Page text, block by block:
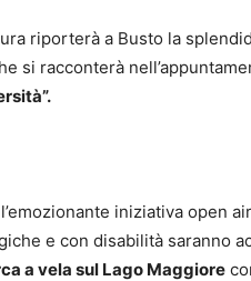
riporterà a Busto la
si racconterà
iniziativa open air
e con disabilità saranno
a vela sul Lago Maggiore